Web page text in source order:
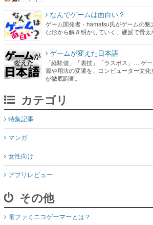
なんでゲームは面白い？
ゲーム開発者・hamatsu氏がゲームの魅
な形から解き明かしていく、硬派で骨太
ゲームが変えた日本語
「経験値」「裏技」「ラスボス」… ゲ
源や用法の変遷を、コンピューター文
が徹底調査。
カテゴリ
特集記事
マンガ
女性向け
アプリレビュー
その他
電ファミニコゲーマーとは？